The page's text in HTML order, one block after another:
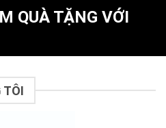
QUÀ TẶNG VỚI
TÔI